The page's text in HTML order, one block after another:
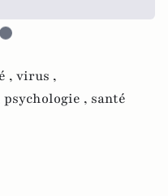
, virus ,
psychologie , santé